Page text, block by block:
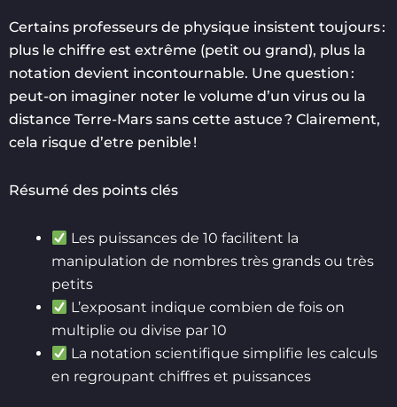
Certains professeurs de physique insistent toujours :
plus le chiffre est extrême (petit ou grand), plus la
notation devient incontournable. Une question :
peut-on imaginer noter le volume d’un virus ou la
distance Terre-Mars sans cette astuce ? Clairement,
cela risque d’etre penible !
Résumé des points clés
Les puissances de 10 facilitent la
manipulation de nombres très grands ou très
petits
L’exposant indique combien de fois on
multiplie ou divise par 10
La notation scientifique simplifie les calculs
en regroupant chiffres et puissances